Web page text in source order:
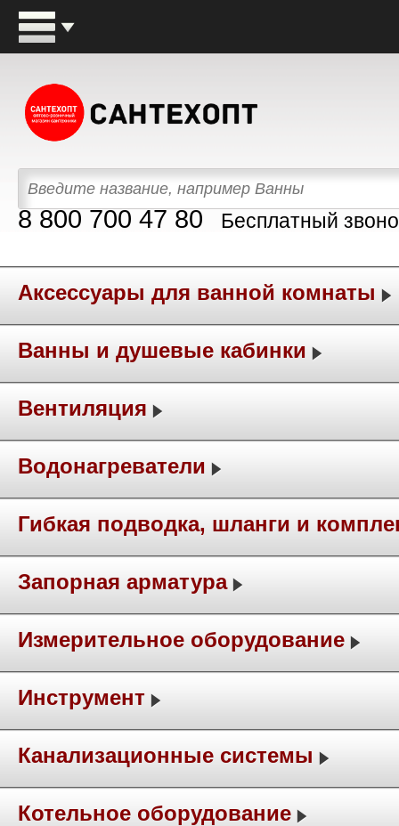
8 800 700 47 80 Бесплатный
Аксессуары для ванной комнаты
Ванны и душевые кабинки
Вентиляция
Водонагреватели
Гибкая подводка, шланги и
Запорная арматура
Измерительное оборудование
Инструмент
Канализационные системы
Котельное оборудование